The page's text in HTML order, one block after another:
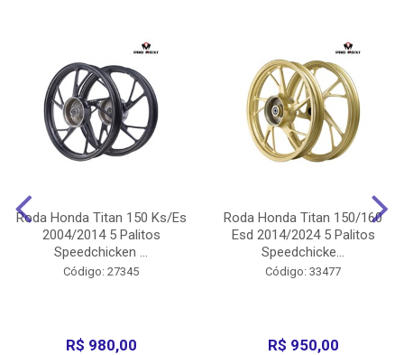
Roda Honda Titan 150 Ks/Es
2004/2014 5 Palitos
Speedchicken ...
Código: 27345
R$ 980,00
Roda Honda Titan 150/160
Esd 2014/2024 5 Palitos
Speedchicke...
Código: 33477
R$ 950,00